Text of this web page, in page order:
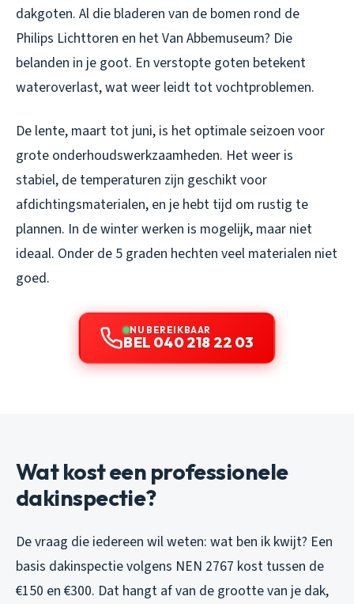
dakgoten. Al die bladeren van de bomen rond de
Philips Lichttoren en het Van Abbemuseum? Die
belanden in je goot. En verstopte goten betekent
wateroverlast, wat weer leidt tot vochtproblemen.
De lente, maart tot juni, is het optimale seizoen voor
grote onderhoudswerkzaamheden. Het weer is
stabiel, de temperaturen zijn geschikt voor
afdichtingsmaterialen, en je hebt tijd om rustig te
plannen. In de winter werken is mogelijk, maar niet
ideaal. Onder de 5 graden hechten veel materialen niet
goed.
NU BEREIKBAAR
BEL 040 218 22 03
Wat kost een professionele
dakinspectie?
De vraag die iedereen wil weten: wat ben ik kwijt? Een
basis dakinspectie volgens NEN 2767 kost tussen de
€150 en €300. Dat hangt af van de grootte van je dak,